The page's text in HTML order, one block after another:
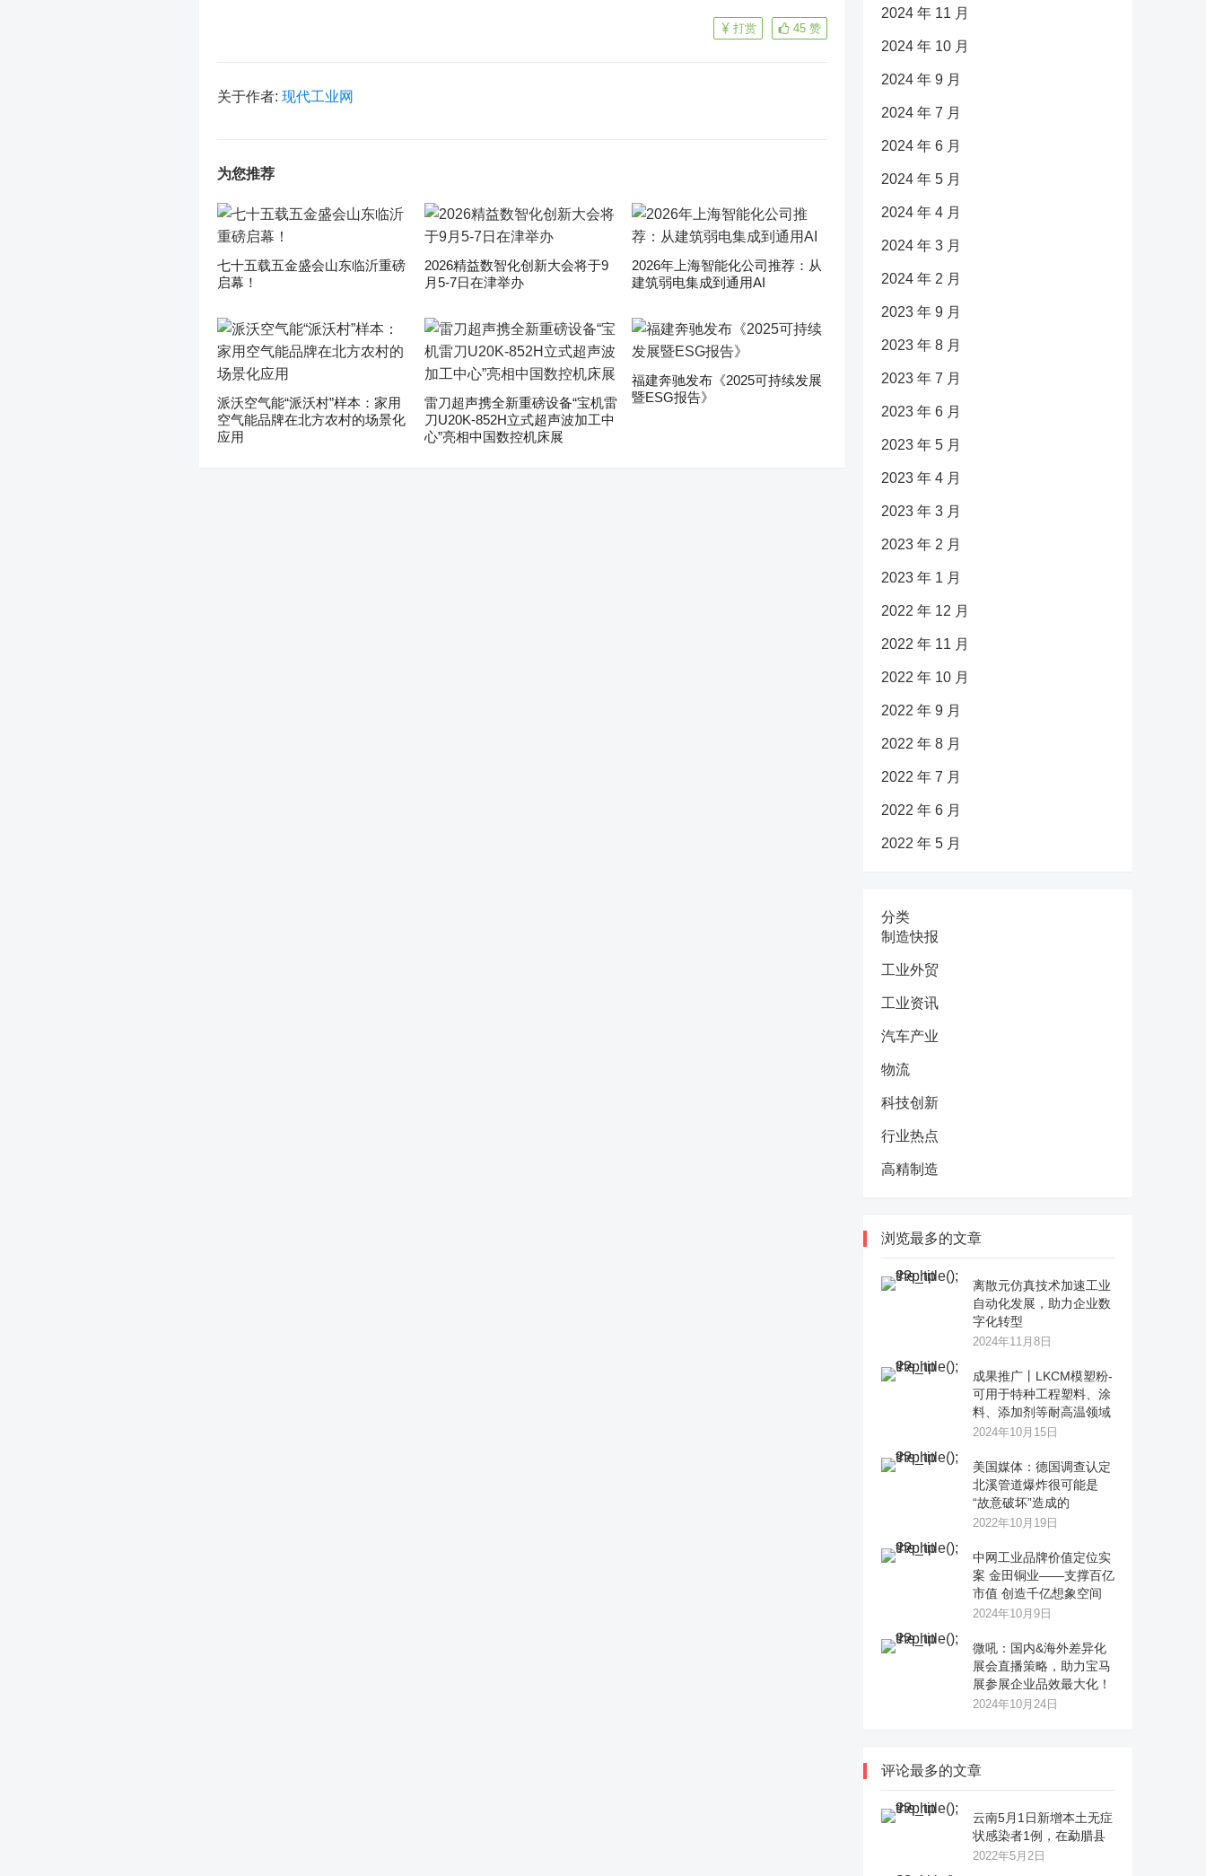
45 赞
打赏
关于作者: 现代工业网
为您推荐
七十五载五金盛会山东临沂重磅
启幕！
2026精益数智化创新大会将于9
月5-7日在津举办
2026年上海智能化公司推荐：从
建筑弱电集成到通用AI
派沃空气能“派沃村”样本：家用
空气能品牌在北方农村的场景化
应用
雷刀超声携全新重磅设备“宝机雷
刀U20K-852H立式超声波加工中
心”亮相中国数控机床展
福建奔驰发布《2025可持续发展
暨ESG报告》
2024 年 11 月
2024 年 10 月
2024 年 9 月
2024 年 7 月
2024 年 6 月
2024 年 5 月
2024 年 4 月
2024 年 3 月
2024 年 2 月
2023 年 9 月
2023 年 8 月
2023 年 7 月
2023 年 6 月
2023 年 5 月
2023 年 4 月
2023 年 3 月
2023 年 2 月
2023 年 1 月
2022 年 12 月
2022 年 11 月
2022 年 10 月
2022 年 9 月
2022 年 8 月
2022 年 7 月
2022 年 6 月
2022 年 5 月
分类
制造快报
工业外贸
工业资讯
汽车产业
物流
科技创新
行业热点
高精制造
浏览最多的文章
离散元仿真技术加速工业
自动化发展，助力企业数
字化转型
2024年11月8日
成果推广丨LKCM模塑粉-
可用于特种工程塑料、涂
料、添加剂等耐高温领域
2024年10月15日
美国媒体：德国调查认定
北溪管道爆炸很可能是
“故意破坏”造成的
2022年10月19日
中网工业品牌价值定位实
案 金田铜业——支撑百亿
市值 创造千亿想象空间
2024年10月9日
微吼：国内&海外差异化
展会直播策略，助力宝马
展参展企业品效最大化！
2024年10月24日
评论最多的文章
云南5月1日新增本土无症
状感染者1例，在勐腊县
2022年5月2日